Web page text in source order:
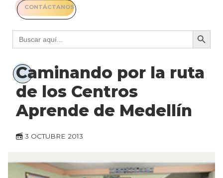
CONTÁCTANOS
Buscar: Botón
Caminando por la ruta
de los Centros
Aprende de Medellín
3 OCTUBRE 2013